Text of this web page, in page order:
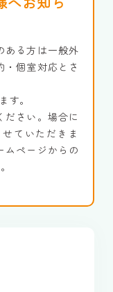
ある方は一般外
個室対応とさ
す。
ださい。場合に
ていただきま
ムページからの